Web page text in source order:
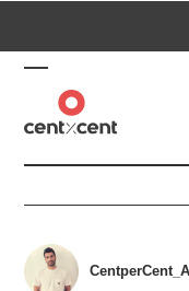
Open
mobile
menu
Close
mobile
menu